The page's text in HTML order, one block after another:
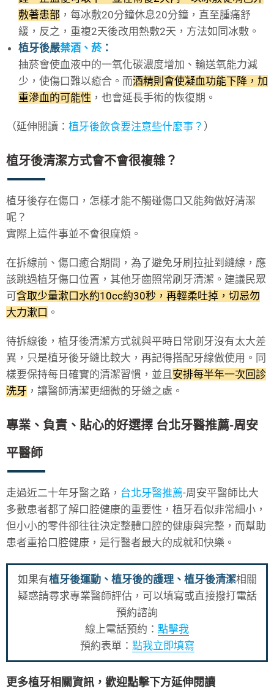
敷著患部 ，每冰敷20分鐘休息20分鐘，直至腫痛舒
緩，反之，重複2天後改用熱敷2天，方法如同冰敷。
植牙後嚴禁酒、菸：
抽菸會使血液中的一氧化碳濃度增加、輸送氧能力減
少，使傷口難以癒合。而酒精則會使凝血功能下降，加
重滲血的可能性 ，也會延長手術的恢復期。
（延伸閱讀： 植牙後飲食要注意些什麼事？ ）
植牙後清潔方式會不會很複雜？
植牙後存在傷口，怎樣才能不觸碰傷口又能夠做好清潔
呢？
實際上這件事並不會很麻煩。
在拆線前、傷口癒合期間，為了避免牙刷拉扯到縫線，應
該跳過植牙傷口位置，其他牙齒照常刷牙清潔。建議民眾
可含取少量漱口水約10cc約30秒，再輕柔吐掉，切忌勿
大力漱口 。
待拆線後，植牙後清潔方式就與平時日常刷牙沒有太大差
異，只是植牙後牙縫比較大，再記得搭配牙線做使用。同
樣要保持每日確實的清潔習慣，並且 安排每半年一次回診
洗牙 ，讓醫師清潔更細微的牙縫之處。
專業、負責、貼心的好選擇 台北牙醫推薦-周安
平醫師
走過近二十年牙醫之路， 台北牙醫推薦-周安平醫師比大
多數患者都了解口腔健康的重要性，植牙看似非常細小，
但小小的零件卻往往決定整體口腔的健康與完整，而幫助
患者重拾口腔健康，是行醫者最大的成就和快樂。
如果有植牙後運動、植牙後的護理、植牙後清潔相關
疑惑請尋求專業醫師評估，可以填寫或直接撥打電話
預約諮詢
線上電話預約： 點擊我
預約表單： 點我立即填寫
更多植牙相關資訊，歡迎點擊下方延伸閱讀